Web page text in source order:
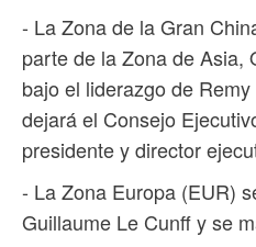
- La Zona de la Gran
parte de la Zona de Asia,
bajo el liderazgo de
dejará el Consejo
presidente y director
- La Zona Europa (EUR)
Guillaume Le Cunff y se